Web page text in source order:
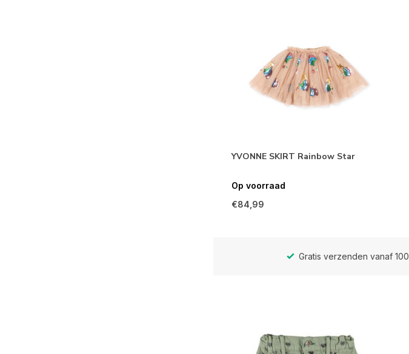
YVONNE SKIRT Rainbow Star
Op voorraad
€84,99
Gratis verzenden vanaf